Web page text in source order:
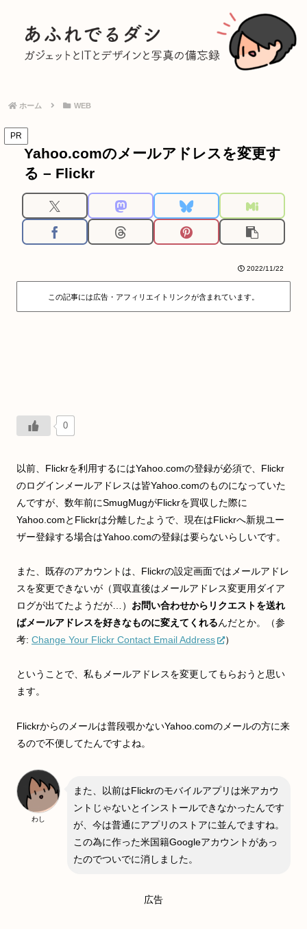
ホーム WEB
PR
Yahoo.comのメールアドレスを変更す
る – Flickr
2022/11/22
この記事には広告・アフィリエイトリンクが含まれています。
0
以前、Flickrを利用するにはYahoo.comの登録が必須で、Flickr
のログインメールアドレスは皆Yahoo.comのものになっていた
んですが、数年前にSmugMugがFlickrを買収した際に
Yahoo.comとFlickrは分離したようで、現在はFlickrへ新規ユー
ザー登録する場合はYahoo.comの登録は要らないらしいです。
また、既存のアカウントは、Flickrの設定画面ではメールアドレ
スを変更できないが（買収直後はメールアドレス変更用ダイア
ログが出てたようだが…） お問い合わせからリクエストを送れ
ばメールアドレスを好きなものに変えてくれるんだとか。（参
考: Change Your Flickr Contact Email Address ）
ということで、私もメールアドレスを変更してもらおうと思い
ます。
Flickrからのメールは普段覗かないYahoo.comのメールの方に来
るので不便してたんですよね。
わし
また、以前はFlickrのモバイルアプリは米アカウ
ントじゃないとインストールできなかったんです
が、今は普通にアプリのストアに並んでますね。
この為に作った米国籍Googleアカウントがあっ
たのでついでに消しました。
広告